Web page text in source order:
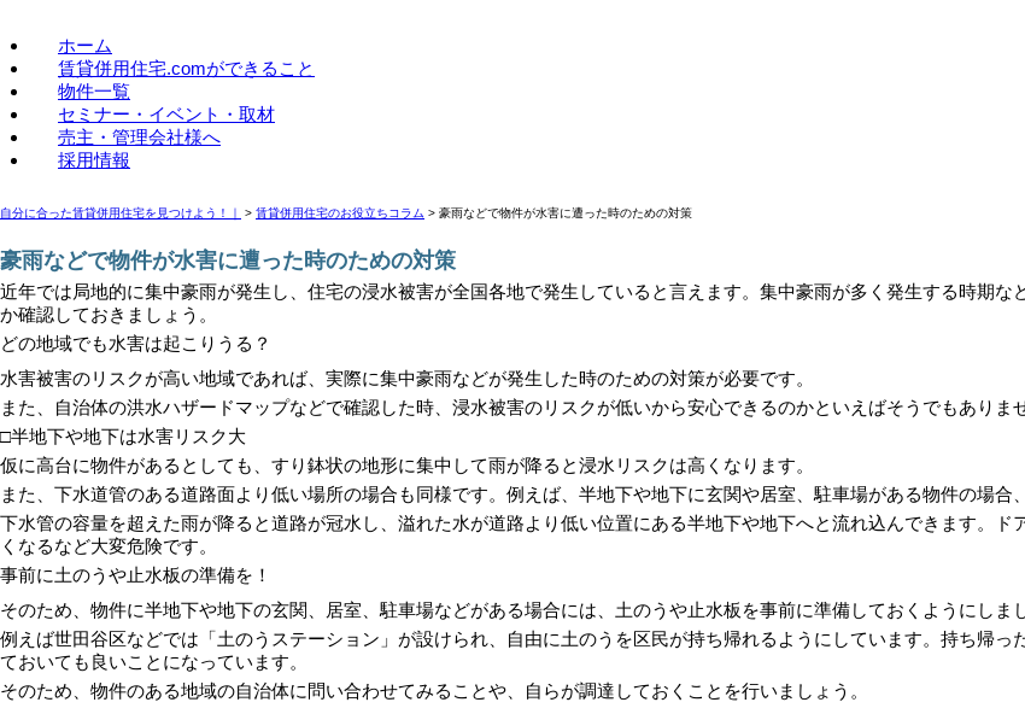
ホーム
賃貸併用住宅.comができること
物件一覧
セミナー・イベント・取材
売主・管理会社様へ
採用情報
自分に合った賃貸併用住宅を見つけよう！｜ > 賃貸併用住宅のお役立ちコラム > 豪雨などで物件が水害に遭った時のための対策
豪雨などで物件が水害に遭った時のための対策
近年では局地的に集中豪雨が発生し、住宅の浸水被害が全国各地で発生していると言えます。集中豪雨が多く発生する時期
か確認しておきましょう。
どの地域でも水害は起こりうる？
水害被害のリスクが高い地域であれば、実際に集中豪雨などが発生した時のための対策が必要です。
また、自治体の洪水ハザードマップなどで確認した時、浸水被害のリスクが低いから安心できるのかといえばそうでもありま
□半地下や地下は水害リスク大
仮に高台に物件があるとしても、すり鉢状の地形に集中して雨が降ると浸水リスクは高くなります。
また、下水道管のある道路面より低い場所の場合も同様です。例えば、半地下や地下に玄関や居室、駐車場がある物件の場合
下水管の容量を超えた雨が降ると道路が冠水し、溢れた水が道路より低い位置にある半地下や地下へと流れ込んできます。
くなるなど大変危険です。
事前に土のうや止水板の準備を！
そのため、物件に半地下や地下の玄関、居室、駐車場などがある場合には、土のうや止水板を事前に準備しておくようにしま
例えば世田谷区などでは「土のうステーション」が設けられ、自由に土のうを区民が持ち帰れるようにしています。持ち帰
ておいても良いことになっています。
そのため、物件のある地域の自治体に問い合わせてみることや、自らが調達しておくことを行いましょう。